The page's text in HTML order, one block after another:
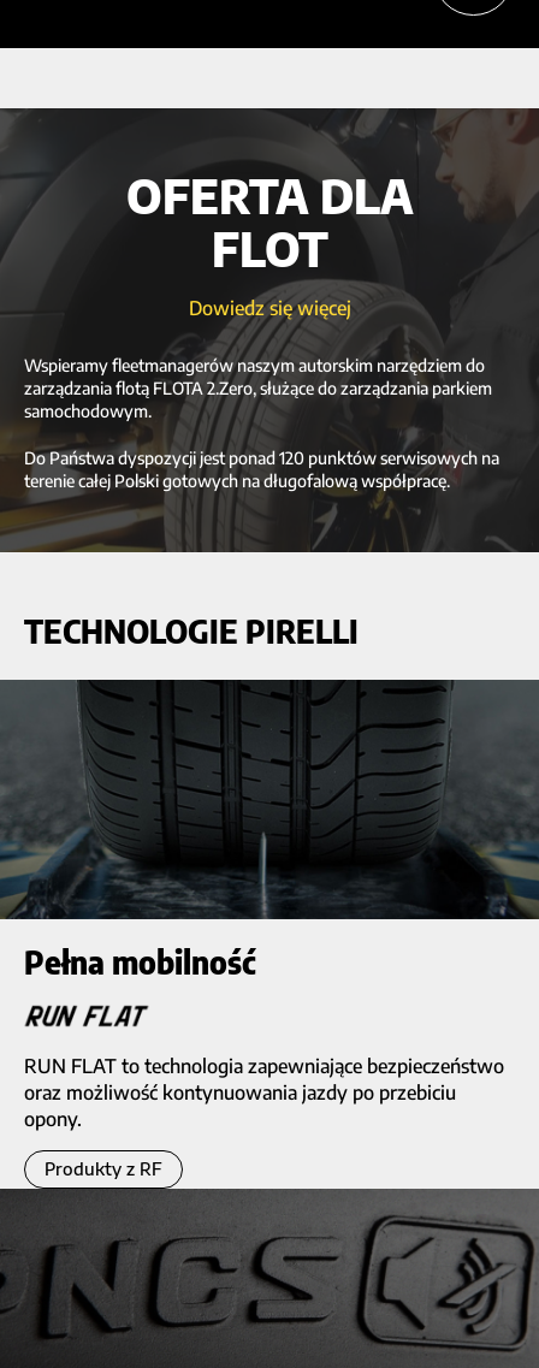
OFERTA DLA
FLOT
Dowiedz się więcej
Wspieramy fleetmanagerów naszym autorskim narzędziem do
zarządzania flotą FLOTA 2.Zero, służące do zarządzania parkiem
samochodowym.
Do Państwa dyspozycji jest ponad 120 punktów serwisowych na
terenie całej Polski gotowych na długofalową współpracę.
TECHNOLOGIE PIRELLI
Pełna mobilność
RUN FLAT to technologia zapewniające bezpieczeństwo
oraz możliwość kontynuowania jazdy po przebiciu
opony.
Produkty z RF